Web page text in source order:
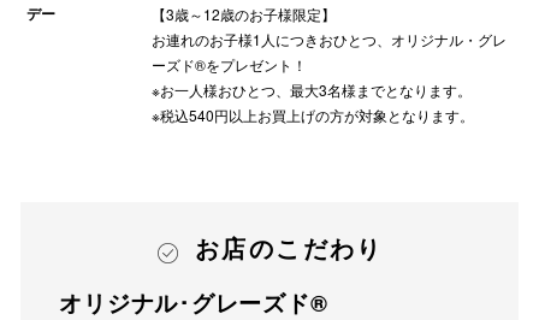
デー
【3歳～12歳のお子様限定】
お連れのお子様1人につきおひとつ、オリジナル・グレ
ーズド®をプレゼント！
※お一人様おひとつ、最大3名様までとなります。
※税込540円以上お買上げの方が対象となります。
お店のこだわり
オリジナル･グレーズド®